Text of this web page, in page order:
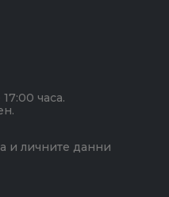
часа.
и личните данни